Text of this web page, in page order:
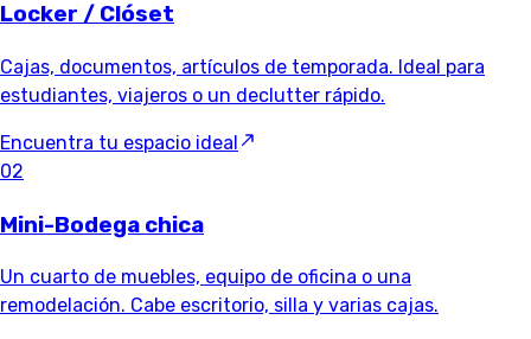
Locker / Clóset
Cajas, documentos, artículos de temporada. Ideal para
estudiantes, viajeros o un declutter rápido.
Encuentra tu espacio ideal
02
Mini-Bodega chica
Un cuarto de muebles, equipo de oficina o una
remodelación. Cabe escritorio, silla y varias cajas.